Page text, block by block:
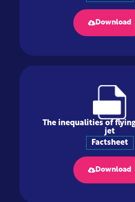
Download
The inequalities of
jet
Factsheet
Download